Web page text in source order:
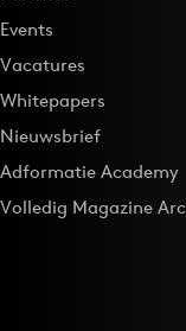
Events
Vacatures
Whitepapers
Nieuwsbrief
Adformatie Academy
Volledig Magazine